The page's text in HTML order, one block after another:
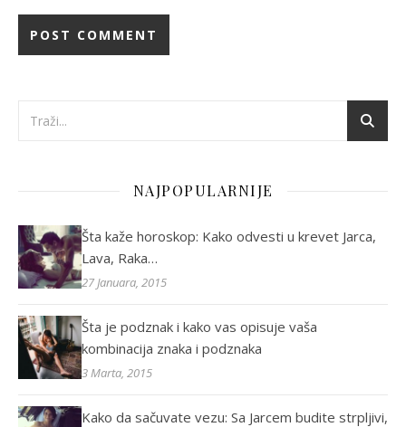
NAJPOPULARNIJE
Šta kaže horoskop: Kako odvesti u krevet Jarca,
Lava, Raka…
27 Januara, 2015
Šta je podznak i kako vas opisuje vaša
kombinacija znaka i podznaka
3 Marta, 2015
Kako da sačuvate vezu: Sa Jarcem budite strpljivi,